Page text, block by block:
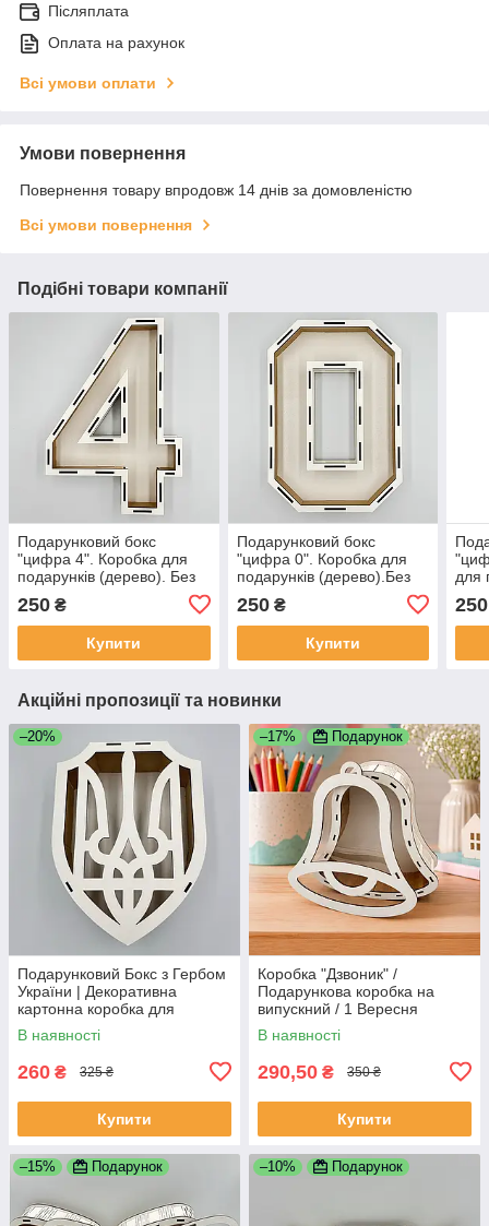
Післяплата
Оплата на рахунок
Всі умови оплати
Умови повернення
Повернення товару впродовж 14 днів за домовленістю
Всі умови повернення
Подібні товари компанії
Подарунковий бокс
"цифра 4". Коробка для
подарунків (дерево). Без
250 ₴
Купити
Подарунковий бокс
"цифра 0". Коробка для
подарунків (дерево).Без
250₴
Купити
для
250
Акційні пропозиції та новинки
–20%
Подарунковий Бокс з Гербом
України | Декоративна
картонна коробка для
подарунків | Біла
В наявності
260 ₴ 325 ₴
Купити
–17% Подарунок
Коробка "Дзвоник" /
Подарункова коробка на
випускний / 1 Вересня
В наявності
290,50 ₴ 350 ₴
Купити
–15% Подарунок –10% Подарунок